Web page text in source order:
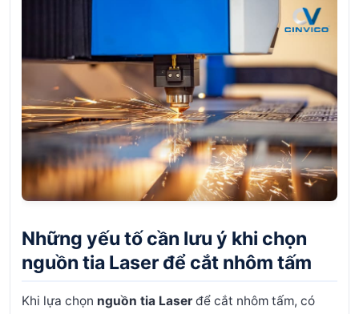
Những yếu tố cần lưu ý khi chọn
nguồn tia Laser để cắt nhôm tấm
Khi lựa chọn nguồn tia Laser để cắt nhôm tấm, có